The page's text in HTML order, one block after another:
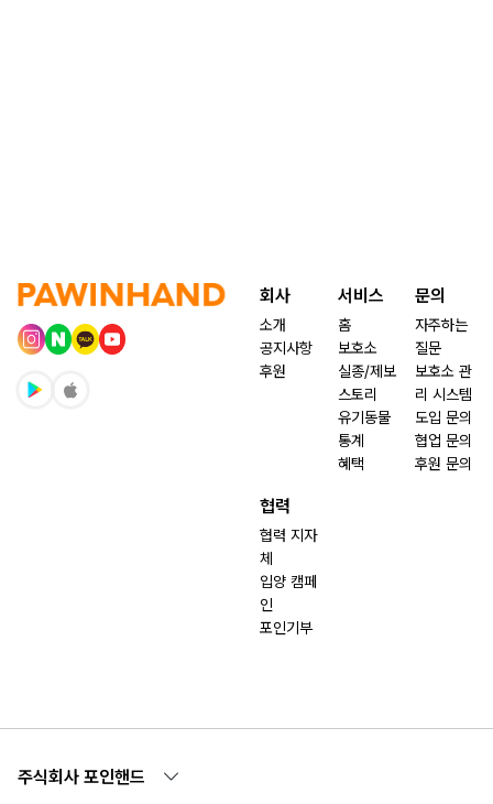
회사
소개
공지사항
후원
서비스
홈
보호소
실종/제보
스토리
유기동물
통계
혜택
문의
자주하는
질문
보호소 관
리 시스템
도입 문의
협업 문의
후원 문의
협력
협력 지자
체
입양 캠페
인
포인기부
주식회사 포인핸드